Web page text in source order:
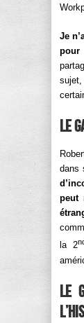
Je
pour
Le
dans
peut
la 2
Le